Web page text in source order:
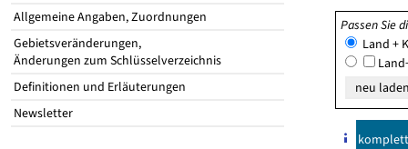
Allgemeine Angaben, Zuordnungen
Gebietsveränderungen,
Änderungen zum Schlüsselverzeichnis
Definitionen und Erläuterungen
Newsletter
Passen Sie
Land +
komplett